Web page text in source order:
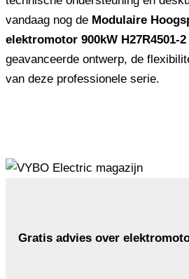
vandaag nog de Modulaire
elektromotor 900kW H27R4501-2
geavanceerde ontwerp, de
van deze professionele serie.
Gratis advies over